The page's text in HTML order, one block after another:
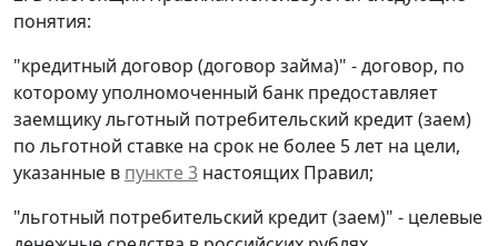
понятия:
"кредитный договор (договор займа)" - договор, по
которому уполномоченный банк предоставляет
заемщику льготный потребительский кредит (заем)
по льготной ставке на срок не более 5 лет на цели,
указанные в пункте 3 настоящих Правил;
"льготный потребительский кредит (заем)" - целевые